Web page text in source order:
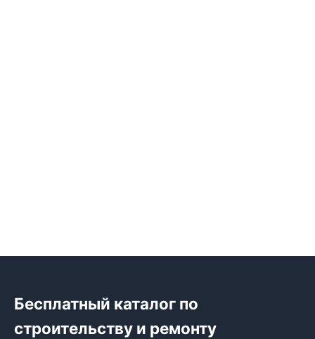
Бесплатный каталог по
строительству и ремонту